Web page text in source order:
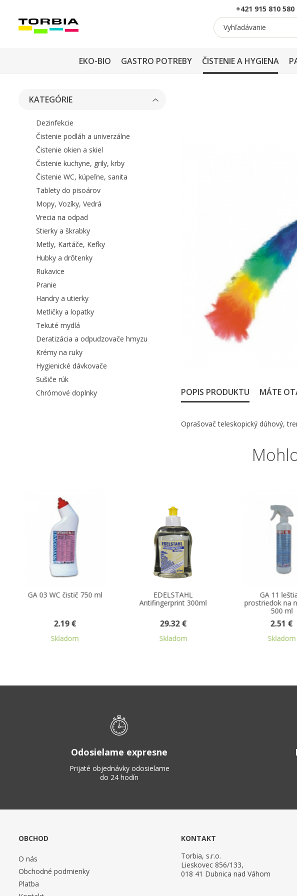
+421 915 810 580
EKO-BIO GASTRO POTREBY ČISTENIE A HYGIENA
KATEGÓRIE
Dezinfekcie
Čistenie podláh a univerzálne
Čistenie okien a skiel
Čistenie kuchyne, grily, krby
Čistenie WC, kúpeľne, sanita
Tablety do pisoárov
Mopy, Vozíky, Vedrá
Vrecia na odpad
Stierky a škrabky
Metly, Kartáče, Kefky
Hubky a drôtenky
Rukavice
Pranie
Handry a utierky
Metličky a lopatky
Tekuté mydlá
Deratizácia a odpudzovače hmyzu
Krémy na ruky
Hygienické dávkovače
Sušiče rúk
Chrómové doplnky
POPIS PRODUKTU MÁTE
Oprašovač teleskopický dúhový,
EDELSTAHL
Skladom
GA 11 leštiaci
prostriedok na nábytok
Skladom
Mop
Odosielame expresne
Prijaté objednávky odosielame
do 24 hodín
OBCHOD
O nás
Obchodné podmienky
Platba
KONTAKT
Torbia, s.r.o.
Lieskovec 856/133,
018 41 Dubnica nad Váhom